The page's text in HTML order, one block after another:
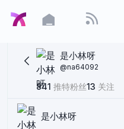
是小林呀
@na64092
841 推特粉丝13 关注
是小林呀